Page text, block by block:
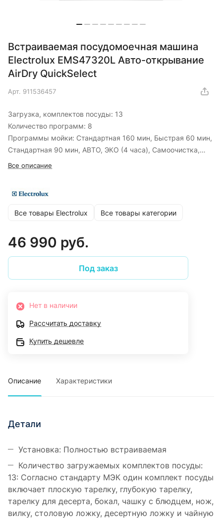
Встраиваемая посудомоечная машина
Electrolux EMS47320L Авто-открывание
AirDry QuickSelect
Арт. 911536457
Загрузка, комплектов посуды: 13
Количество программ: 8
Программы мойки: Стандартная 160 мин, Быстрая 60 мин,
Стандартная 90 мин, АВТО, ЭКО (4 часа), Самоочистка,
Быстрая 30 минут, Предварительное ополаскивание
Класс энергоэффективности (2010/30/EC): A+++
Все описание
Все товары Electrolux Все товары категории
46 990 руб.
Под заказ
Нет в наличии
Рассчитать доставку
Купить дешевле
Описание Характеристики
Детали
Установка: Полностью встраиваемая
Количество загружаемых комплектов посуды:
13: Согласно стандарту МЭК один комплект посуды
включает плоскую тарелку, глубокую тарелку,
тарелку для десерта, бокал, чашку с блюдцем, нож,
вилку, столовую ложку, десертную ложку и чайную